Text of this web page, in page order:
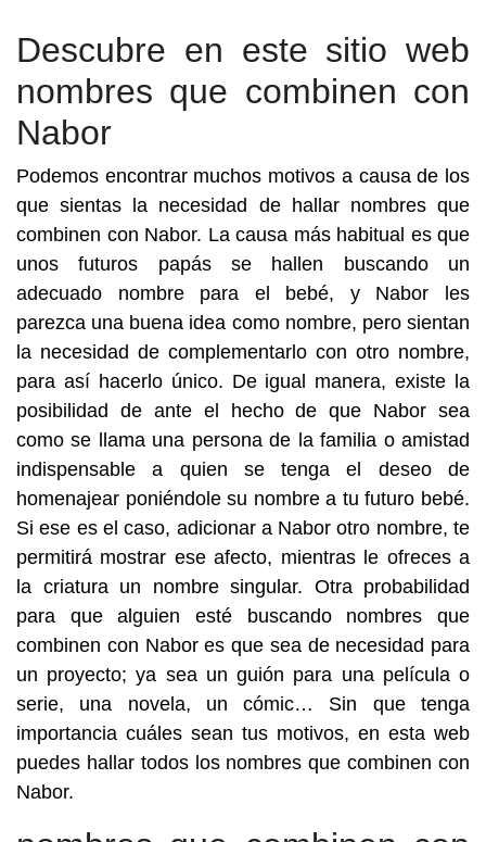
Descubre en este sitio web
nombres que combinen con
Nabor
Podemos encontrar muchos motivos a causa de los
que sientas la necesidad de hallar nombres que
combinen con Nabor. La causa más habitual es que
unos futuros papás se hallen buscando un
adecuado nombre para el bebé, y Nabor les
parezca una buena idea como nombre, pero sientan
la necesidad de complementarlo con otro nombre,
para así hacerlo único. De igual manera, existe la
posibilidad de ante el hecho de que Nabor sea
como se llama una persona de la familia o amistad
indispensable a quien se tenga el deseo de
homenajear poniéndole su nombre a tu futuro bebé.
Si ese es el caso, adicionar a Nabor otro nombre, te
permitirá mostrar ese afecto, mientras le ofreces a
la criatura un nombre singular. Otra probabilidad
para que alguien esté buscando nombres que
combinen con Nabor es que sea de necesidad para
un proyecto; ya sea un guión para una película o
serie, una novela, un cómic… Sin que tenga
importancia cuáles sean tus motivos, en esta web
puedes hallar todos los nombres que combinen con
Nabor.